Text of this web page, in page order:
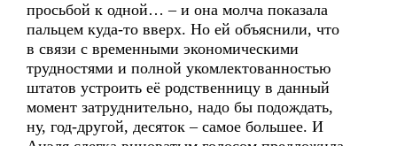
просьбой к одной… – и она молча показала
пальцем куда-то вверх. Но ей объяснили, что
в связи с временными экономическими
трудностями и полной укомлектованностью
штатов устроить её родственницу в данный
момент затруднительно, надо бы подождать,
ну, год-другой, десяток – самое большее. И